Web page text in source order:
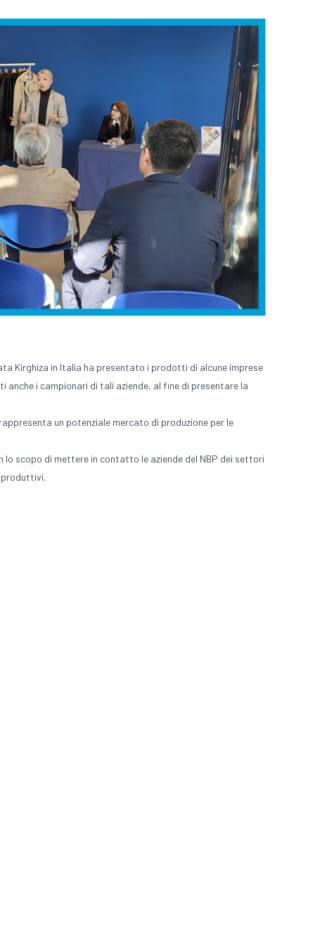
Kirghiza in Italia ha presentato i prodotti di alcune imprese
i campionari di tali aziende, al fine di presentare la
un potenziale mercato di produzione per le
lo scopo di mettere in contatto le aziende del NBP dei settori
produttivi.